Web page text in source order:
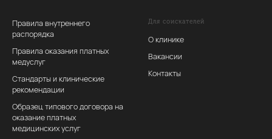
Правила внутреннего
распорядка
Правила оказания платных
медyслуг
Стандарты и клинические
рекомендации
Образец типового договора на
оказание платных
медицинских услуг
Для соискателей
О клинике
Вакансии
Контакты